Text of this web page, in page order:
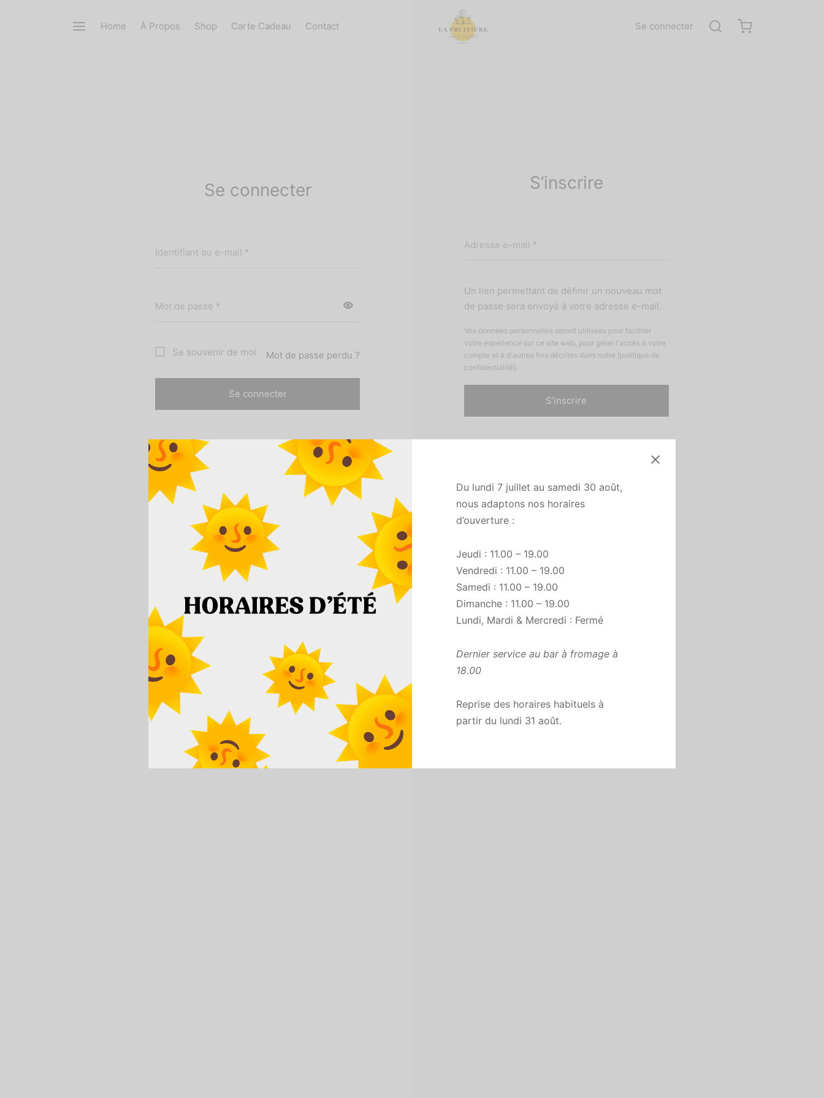
Du lundi 7 juillet au samedi 30 août,
nous adaptons nos horaires
d’ouverture :
Jeudi : 11.00 – 19.00
Vendredi : 11.00 – 19.00
Samedi : 11.00 – 19.00
Dimanche : 11.00 – 19.00
Lundi, Mardi & Mercredi : Fermé
Dernier service au bar à fromage à
18.00
Reprise des horaires habituels à
partir du lundi 31 août.
Home À Propos Shop Carte Cadeau Contact Se connecter
Se connecter
Identifiant ou e-mail *
Mot de passe *
Se souvenir de moi Mot de passe perdu ?
Se connecter
S’inscrire
Adresse e-mail *
Un lien permettant de définir un nouveau mot
de passe sera envoyé à votre adresse e-mail.
Vos données personnelles seront utilisées pour faciliter
votre expérience sur ce site web, pour gérer l'accès à votre
compte et à d'autres fins décrites dans notre [politique de
confidentialité].
S’inscrire